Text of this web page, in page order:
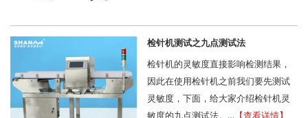
检针机测试之九点测试法
检针机的灵敏度直接影响检测结果，
因此在使用检针机之前我们要先测试
灵敏度，下面，给大家介绍检针机灵
敏度的九点测试法。… 【查看详情】